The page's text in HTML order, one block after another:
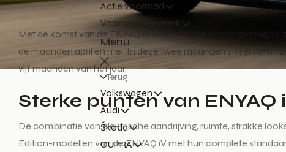
Actie voorraad
Voorraad per merk
Menu
Terug
Volkswagen
Audi
Škoda
CUPRA
Met de komst van de ENYAQ iV heeft Škoda ervoor gezorgd
de maanden april en mei. In deze twee maanden zijn er ruim
vijf maanden van het jaar.
Sterke punten van ENYAQ
De combinatie van elektrische aandrijving, ruimte, strakke
Edition-modellen van de ENYAQ iV met hun complete